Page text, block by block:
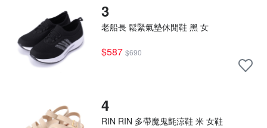
3
老船長 鬆緊氣墊休閒鞋 黑 女
$587 $690
4
RIN RIN 多帶魔鬼氈涼鞋 米 女鞋